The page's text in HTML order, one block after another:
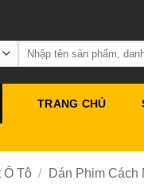
Tìm
kiếm:
TRANG CHỦ
Ô Tô / Dán Phim Cách